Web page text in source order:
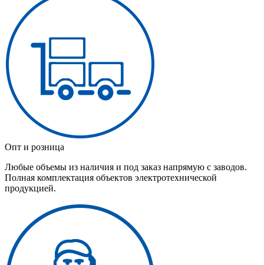
Опт и розница
Любые объемы из наличия и под заказ напрямую с заводов.
Полная комплектация объектов электротехнической
продукцией.